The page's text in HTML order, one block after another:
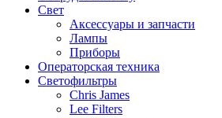
Свет
Аксессуары и запчасти
Лампы
Приборы
Операторская техника
Светофильтры
Chris James
Lee Filters